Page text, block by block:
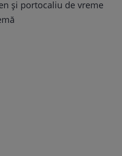
și portocaliu de vreme